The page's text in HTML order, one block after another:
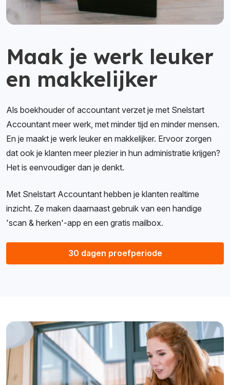
Maak je werk leuker
en makkelijker
Als boekhouder of accountant verzet je met Snelstart
Accountant meer werk, met minder tijd en minder mensen.
En je maakt je werk leuker en makkelijker. Ervoor zorgen
dat ook je klanten meer plezier in hun administratie krijgen?
Het is eenvoudiger dan je denkt.
Met Snelstart Accountant hebben je klanten realtime
inzicht. Ze maken daarnaast gebruik van een handige
'scan & herken'-app en een gratis mailbox.
30 dagen proefperiode